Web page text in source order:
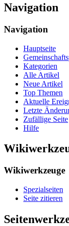
Navigation
Navigation
Hauptseite
Kategorien
Alle Artikel
Neue Artikel
Top Themen
Aktuelle
Letzte
Zufällige Seite
Hilfe
Wikiwerkzeuge
Spezialseiten
Seite zitieren